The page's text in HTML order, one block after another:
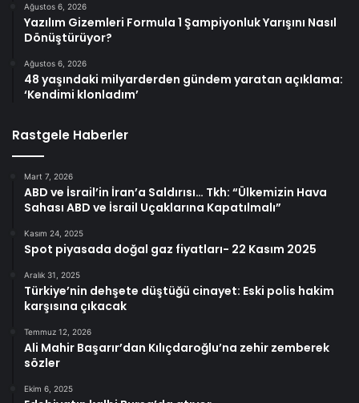
Ağustos 6, 2026
Yazılım Gizemleri Formula 1 Şampiyonluk Yarışını Nasıl
Dönüştürüyor?
Ağustos 6, 2026
48 yaşındaki milyarderden gündem yaratan açıklama:
‘Kendimi klonladım’
Rastgele Haberler
Mart 7, 2026
ABD ve İsrail’in İran’a Saldırısı… Tkh: “Ülkemizin Hava
Sahası ABD ve İsrail Uçaklarına Kapatılmalı”
Kasım 24, 2025
Spot piyasada doğal gaz fiyatları- 22 Kasım 2025
Aralık 31, 2025
Türkiye’nin dehşete düştüğü cinayet: Eski polis hakim
karşısına çıkacak
Temmuz 12, 2026
Ali Mahir Başarır’dan Kılıçdaroğlu’na zehir zemberek
sözler
Ekim 6, 2025